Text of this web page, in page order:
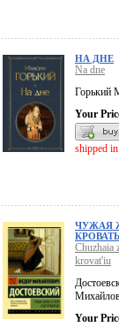
НА ДНЕ
Na dne
Горький
Your
shipped
ЧУЖАЯ
Chuzhaia
krovat'iu
Your